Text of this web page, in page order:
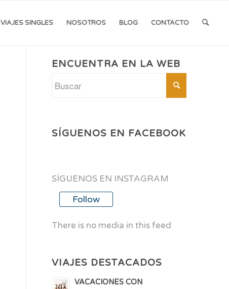
VIAJES SINGLES NOSOTROS BLOG CONTACTO
ENCUENTRA EN LA WEB
SÍGUENOS EN FACEBOOK
SÍGUENOS EN INSTAGRAM
Follow
There is no media in this feed
VIAJES DESTACADOS
VACACIONES CON